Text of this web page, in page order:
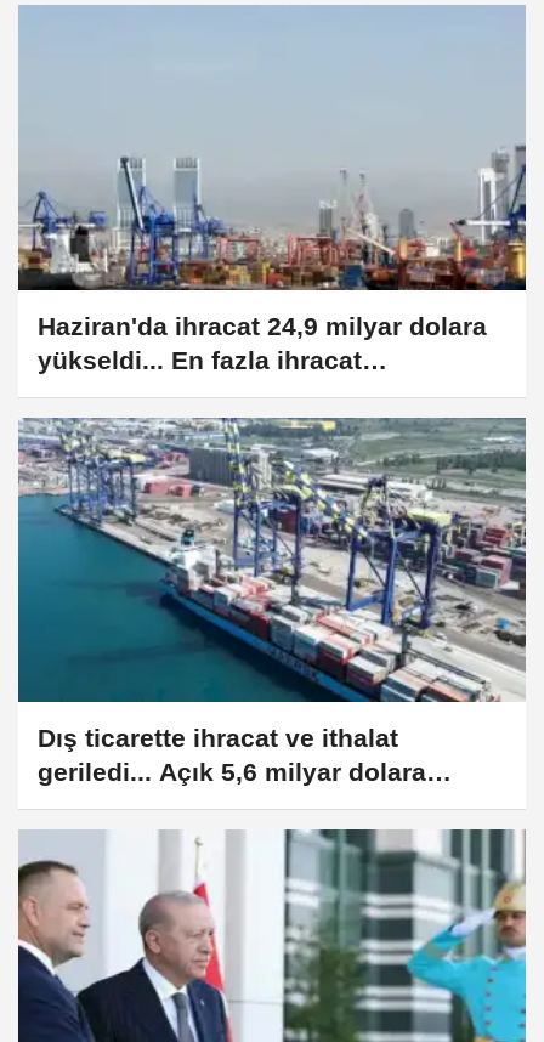
Haziran'da ihracat 24,9 milyar dolara
yükseldi... En fazla ihracat
Almanya'ya
Dış ticarette ihracat ve ithalat
geriledi... Açık 5,6 milyar dolara
düştü!